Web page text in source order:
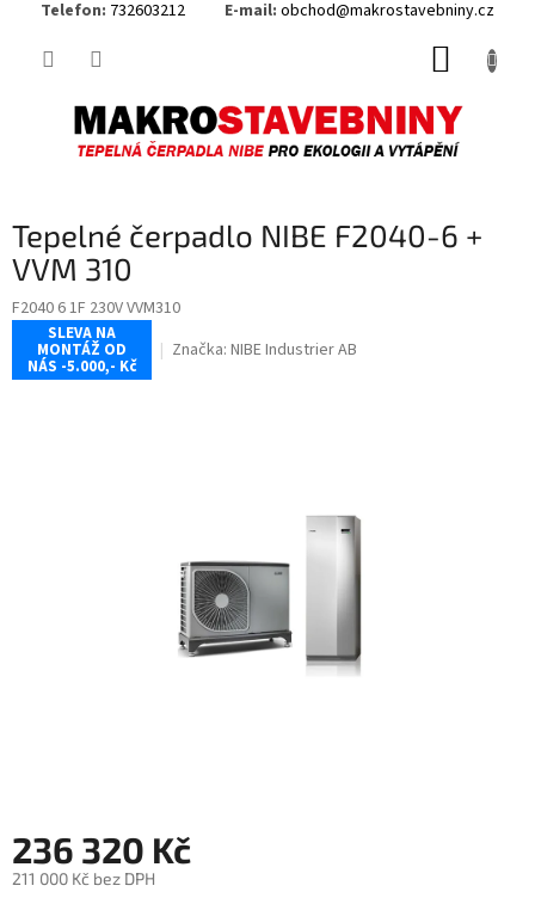
Telefon: 732603212 E-mail: obchod@makrostavebniny.cz
Tepelné čerpadlo NIBE F2040-6 +
VVM 310
F2040 6 1F 230V VVM310
SLEVA NA
MONTÁŽ OD
NÁS -5.000,- Kč
Značka: NIBE Industrier AB
236 320 Kč
211 000 Kč bez DPH